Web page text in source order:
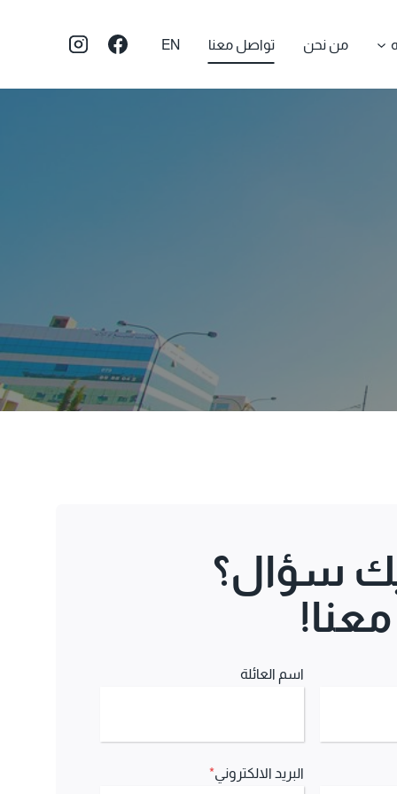
من نحن تواصل معنا EN
سؤال؟
اسم العائلة
البريد الالكتروني*